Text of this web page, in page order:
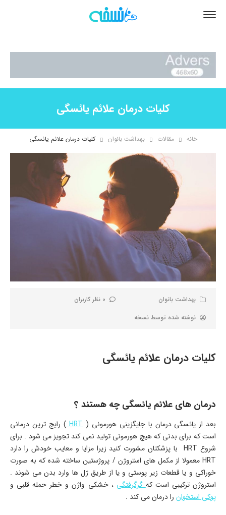
کلیات درمان علائم یائسگی
خانه مقالات بهداشت بانوان کلیات درمان علائم یائسگی
بهداشت بانوان
0 نظر کاربران
نوشته شده توسط نسخه
کلیات درمان علائم یائسگی
درمان های علائم یائسگی چه هستند ؟
بعد از یائسگی درمان با جایگزینی هورمونی (HRT ) رایج ترین درمانی
است که برای بدنی که هیچ هورمونی تولید نمی کند تجویز می شود . برای
شروع HRT با پزشکتان مشورت کنید زیرا مزایا و معایب خودش را دارد
HRT معمولا از مکمل های استروژن / پروژستین ساخته شده که به صورت
خوراکی و یا قطعات زیر پوستی و یا از طریق ژل ها وارد بدن می شوند .
استروژن ترکیبی است کهگرگرفتگی ، خشکی واژن و خطر حمله قلبی و
پوکی استخوان را درمان می کند .